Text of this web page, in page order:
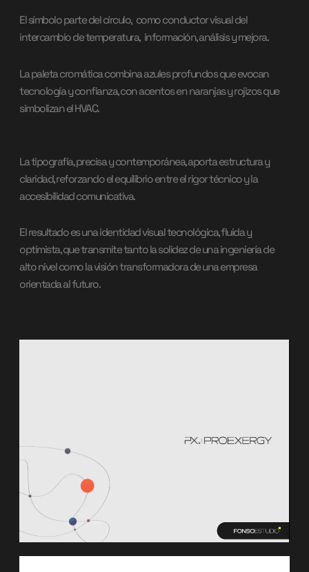
El símbolo parte del círculo, como conductor visual del
intercambio de temperatura, información, análisis y mejora.
La paleta cromática combina azules profundos que evocan
tecnología y confianza, con acentos en naranjas y rojizos que
simbolizan el HVAC.
La tipografía, precisa y contemporánea, aporta estructura y
claridad, reforzando el equilibrio entre el rigor técnico y la
accesibilidad comunicativa.
El resultado es una identidad visual tecnológica, fluida y
optimista, que transmite tanto la solidez de una ingeniería de
alto nivel como la visión transformadora de una empresa
orientada al futuro.